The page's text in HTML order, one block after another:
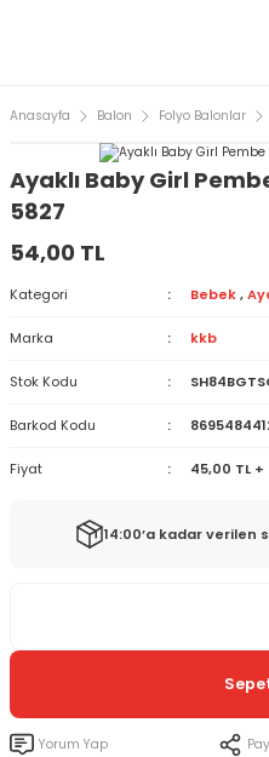
Anasayfa Balon Folyo Balonlar
Ayaklı Baby Girl
5827
54,00 TL
Kategori Bebek ,
Marka kkb
Stok Kodu
Barkod Kodu
Fiyat 45,00 TL +
14:00’a kadar verilen
Yorum Yap